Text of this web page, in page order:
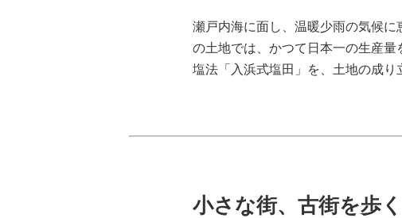
瀬戸内海に面し、温暖少雨の気候
の土地では、かつて日本一の生産
塩法「入浜式塩田」を、土地の成り
小さな街、古街を歩く